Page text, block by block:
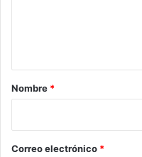
r
*
Nombre *
Correo electrónico *